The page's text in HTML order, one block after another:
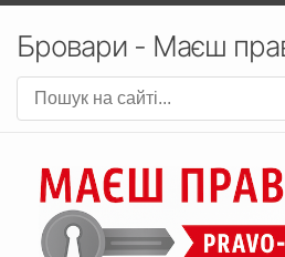
Бровари - Маєш